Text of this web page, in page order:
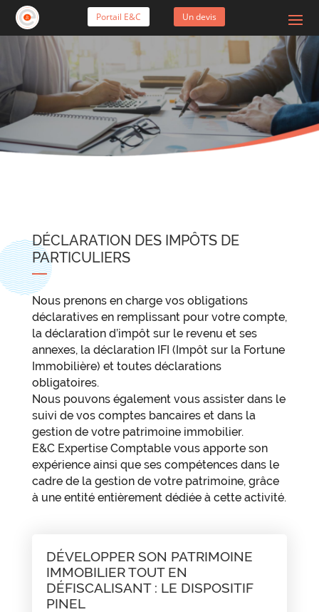
Portail E&C Un devis
DÉCLARATION DES IMPÔTS DE
PARTICULIERS
Nous prenons en charge vos obligations
déclaratives en remplissant pour votre compte,
la déclaration d’impôt sur le revenu et ses
annexes, la déclaration IFI (Impôt sur la Fortune
Immobilière) et toutes déclarations
obligatoires.
Nous pouvons également vous assister dans le
suivi de vos comptes bancaires et dans la
gestion de votre patrimoine immobilier.
E&C Expertise Comptable vous apporte son
expérience ainsi que ses compétences dans le
cadre de la gestion de votre patrimoine, grâce
à une entité entièrement dédiée à cette activité.
DÉVELOPPER SON PATRIMOINE
IMMOBILIER TOUT EN
DÉFISCALISANT : LE DISPOSITIF
PINEL